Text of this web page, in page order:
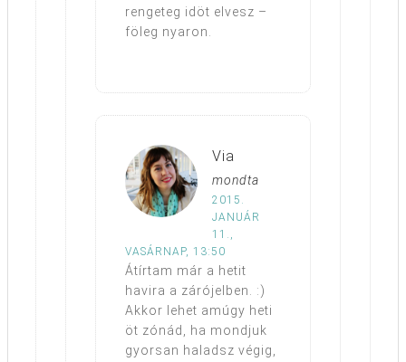
rengeteg idöt elvesz –
föleg nyaron.
Via
mondta
2015.
JANUÁR
11.,
VASÁRNAP, 13:50
Átírtam már a hetit
havira a zárójelben. :)
Akkor lehet amúgy heti
öt zónád, ha mondjuk
gyorsan haladsz végig,